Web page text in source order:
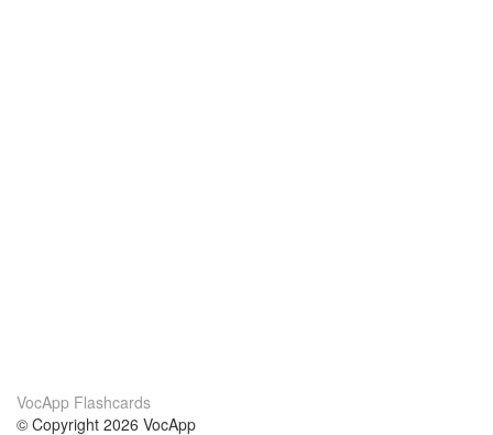
VocApp Flashcards
© Copyright 2026 VocApp